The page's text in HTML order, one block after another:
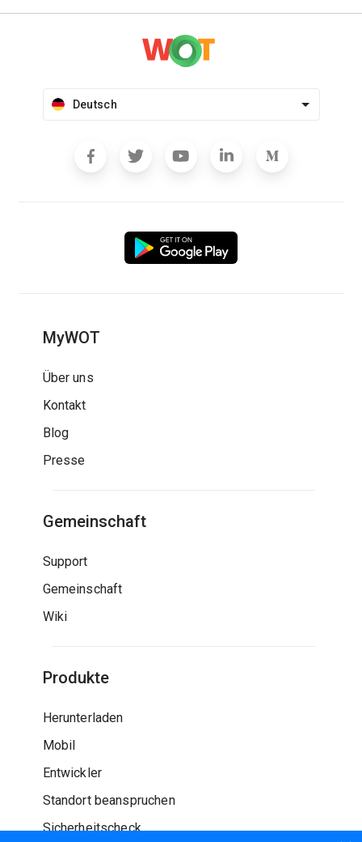
Deutsch
MyWOT
Über uns
Kontakt
Blog
Presse
Gemeinschaft
Support
Gemeinschaft
Wiki
Produkte
Herunterladen
Mobil
Entwickler
Standort beanspruchen
Sicherheitscheck